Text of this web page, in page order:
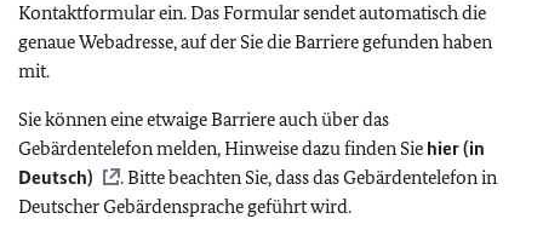
Kontaktformular ein. Das Formular sendet automatisch die
genaue Webadresse, auf der Sie die Barriere gefunden haben
mit.
Sie können eine etwaige Barriere auch über das
Gebärdentelefon melden, Hinweise dazu finden Sie hier (in
Deutsch)
. Bitte beachten Sie, dass das Gebärdentelefon in
Deutscher Gebärdensprache geführt wird.